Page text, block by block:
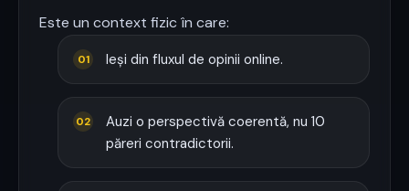
Este un context fizic în care:
01 Ieși din fluxul de opinii online.
02
Auzi o perspectivă coerentă, nu 10
păreri contradictorii.